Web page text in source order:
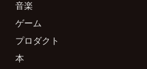
音楽
ゲーム
プロダクト
本